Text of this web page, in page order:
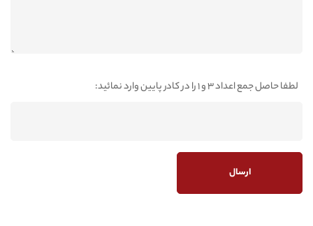
لطفا حاصل جمع اعداد 3 و 1 را در کادر پایین وارد نمائید: